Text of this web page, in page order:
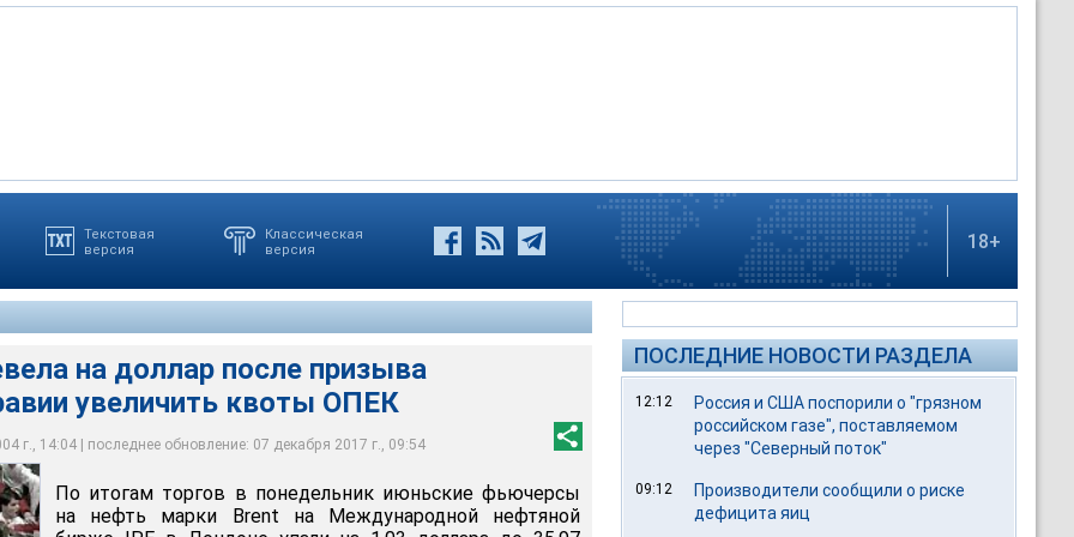
Текстовая
версия
Классическая
версия
18+
на доллар после призыва
увеличить квоты ОПЕК
г., 14:04 | последнее обновление: 07 декабря 2017 г., 09:54
июньские фьючерсы на нефть марки Brent на
бирже IPE в Лондоне упали на 1,03 доллара до 35,97
часть трейдеров решила зафиксировать прибыль по
того, как в пятницу цены на нефть WTI достигли
заявление министра нефти Саудовской Аравии Али аль-Наими,
событием для нефтяного рынка. Аль-Наими призвал ОПЕК
нефти
По итогам торгов в понедельник июньские фьючерсы
на нефть марки Brent на Международной нефтяной
ПОСЛЕДНИЕ НОВОСТИ РАЗДЕЛА
12:12
Россия и США поспорили о "грязном
российском газе", поставляемом
через "Северный поток"
09:12
Производители сообщили о риске
дефицита яиц